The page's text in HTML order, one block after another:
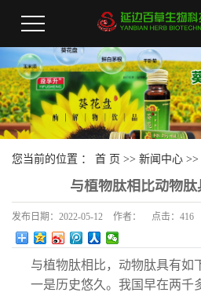
您当前的位置 ： 首 页 >> 新闻中心 >>
与植物肽相比动物
发布日期： 2022-05-12 作者： 点击： 416
与植物肽相比，动物肽具有如
一是历史悠久。我国早在两千